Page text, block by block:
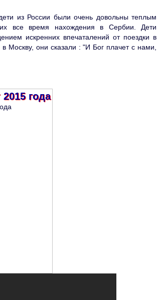
из России были очень довольны теплым
все время нахождения в Сербии. Дети
искренних впечаталений от поездки в
Москву, они сказали : "И Бог плачет с нами,
года